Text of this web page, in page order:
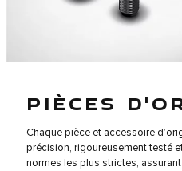
PIÈCES
Chaque pièce et accessoire
précision, rigoureusement testé
normes les plus strictes,